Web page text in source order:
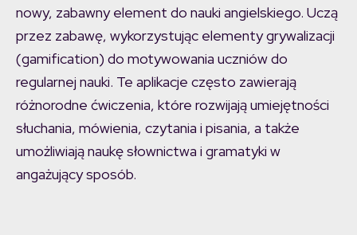
nowy, zabawny element do nauki angielskiego. Uczą
przez zabawę, wykorzystując elementy grywalizacji
(gamification) do motywowania uczniów do
regularnej nauki. Te aplikacje często zawierają
różnorodne ćwiczenia, które rozwijają umiejętności
słuchania, mówienia, czytania i pisania, a także
umożliwiają naukę słownictwa i gramatyki w
angażujący sposób.